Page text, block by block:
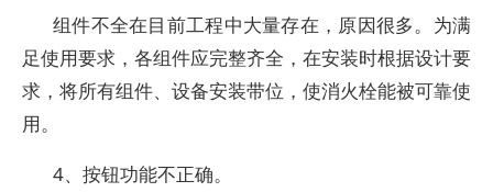
组件不全在目前工程中大量存在，原因很多。为满
足使用要求，各组件应完整齐全，在安装时根据设计要
求，将所有组件、设备安装带位，使消火栓能被可靠使
用。
4、按钮功能不正确。